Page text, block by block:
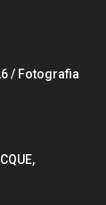
/ Fotografia